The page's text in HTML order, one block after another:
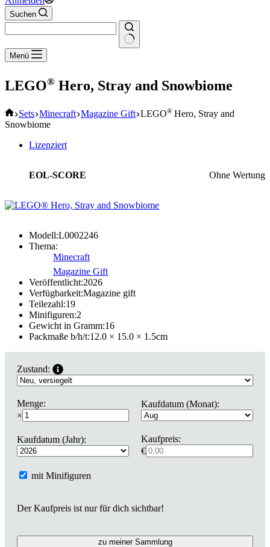
Suchen
Keine
Ergebnisse
Menü
LEGO® Hero, Stray and Snowbiome
Start
Sets Minecraft Magazine Gift LEGO® Hero, Stray and
Snowbiome
Lizenziert
EOL-SCORE Ohne Wertung
Modell:L0002246
Thema:
Minecraft
Magazine Gift
Veröffentlicht:2026
Verfügbarkeit:Magazine gift
Teilezahl:19
Minifiguren:2
Gewicht in Gramm:16
Packmaße b/h/t:12.0 × 15.0 × 1.5cm
Zustand:
Menge:
×
Kaufdatum (Monat):
Kaufdatum (Jahr):
Kaufpreis:
€
mit Minifiguren
Der Kaufpreis ist nur für dich sichtbar!
zu meiner Sammlung